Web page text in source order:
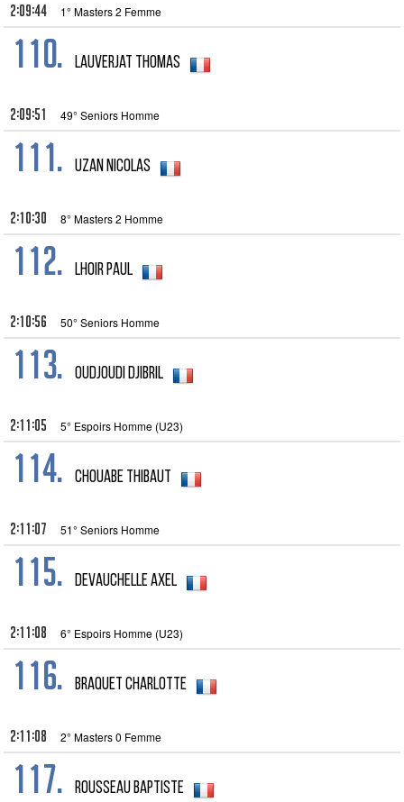
2:09:44 1° Masters 2 Femme
110. Lauverjat Thomas
2:09:51 49° Seniors Homme
111. uzan nicolas
2:10:30 8° Masters 2 Homme
112. lhoir Paul
2:10:56 50° Seniors Homme
113. Oudjoudi Djibril
2:11:05 5° Espoirs Homme (U23)
114. Chouabe Thibaut
2:11:07 51° Seniors Homme
115. Devauchelle Axel
2:11:08 6° Espoirs Homme (U23)
116. Braquet Charlotte
2:11:08 2° Masters 0 Femme
117. Rousseau Baptiste